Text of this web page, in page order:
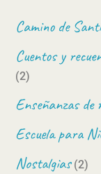
Camino de
Cuentos y
(2)
Enseñanzas de
Escuela para
Nostalgias(2)